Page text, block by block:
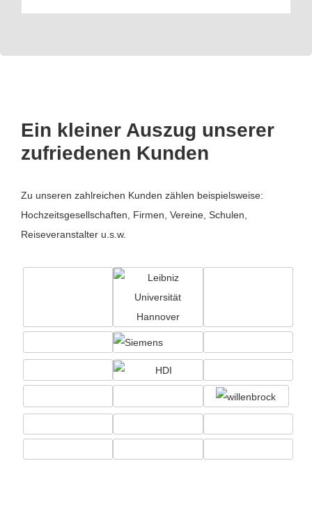
Ein kleiner Auszug unserer
zufriedenen Kunden
Zu unseren zahlreichen Kunden zählen beispielsweise:
Hochzeitsgesellschaften, Firmen, Vereine, Schulen,
Reiseveranstalter u.s.w.